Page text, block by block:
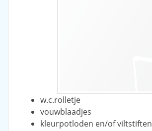
w.c.rolletje
vouwblaadjes
kleurpotloden en/of viltstiften